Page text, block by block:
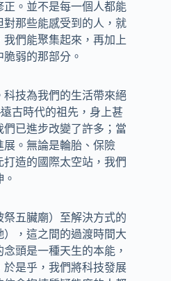
。並不是每一個人都能
那些能感受到的人，就
們能聚集起來，再加上
弱的那部分。
技為我們的生活帶來絕
古時代的祖先，身上甚
已進步改變了許多；當
。無論是輪胎、保險
造的國際太空站，我們
五臟廟）至解決方式的
，這之間的過渡時間大
頭是一種天生的本能，
是乎，我們將科技發展